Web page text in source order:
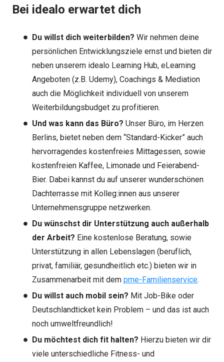
Bei idealo erwartet dich
Du willst dich weiterbilden? Wir nehmen deine
persönlichen Entwicklungsziele ernst und bieten dir
neben unserem idealo Learning Hub, eLearning
Angeboten (z.B. Udemy), Coachings & Mediation
auch die Möglichkeit individuell von unserem
Weiterbildungsbudget zu profitieren.
Und was kann das Büro? Unser Büro, im Herzen
Berlins, bietet neben dem “Standard-Kicker” auch
hervorragendes kostenfreies Mittagessen, sowie
kostenfreien Kaffee, Limonade und Feierabend-
Bier. Dabei kannst du auf unserer wunderschönen
Dachterrasse mit Kolleg:innen aus unserer
Unternehmensgruppe netzwerken.
Du wünschst dir Unterstützung auch außerhalb
der Arbeit? Eine kostenlose Beratung, sowie
Unterstützung in allen Lebenslagen (beruflich,
privat, familiär, gesundheitlich etc.) bieten wir in
Zusammenarbeit mit dem pme-Familienservice.
Du willst auch mobil sein? Mit Job-Bike oder
Deutschlandticket kein Problem – und das ist auch
noch umweltfreundlich!
Du möchtest dich fit halten? Hierzu bieten wir dir
viele unterschiedliche Fitness- und